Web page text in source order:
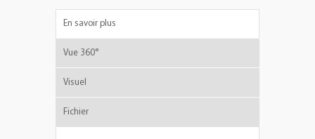
En savoir plus
Vue 360°
Visuel
Fichier